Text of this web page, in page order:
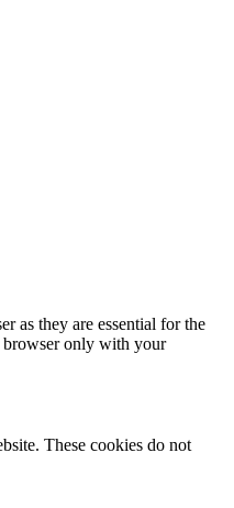
as they are essential for the
browser only with your
These cookies do not